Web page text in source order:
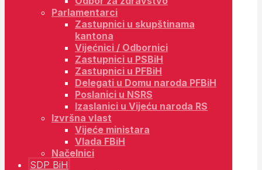
Parlamentarci
Zastupnici u skupštinama
kantona
Vijećnici / Odbornici
Zastupnici u PSBiH
Zastupnici u PFBiH
Delegati u Domu naroda PFBiH
Poslanici u NSRS
Izaslanici u Vijeću naroda RS
Izvršna vlast
Vijeće ministara
Vlada FBiH
Načelnici
SDP BiH